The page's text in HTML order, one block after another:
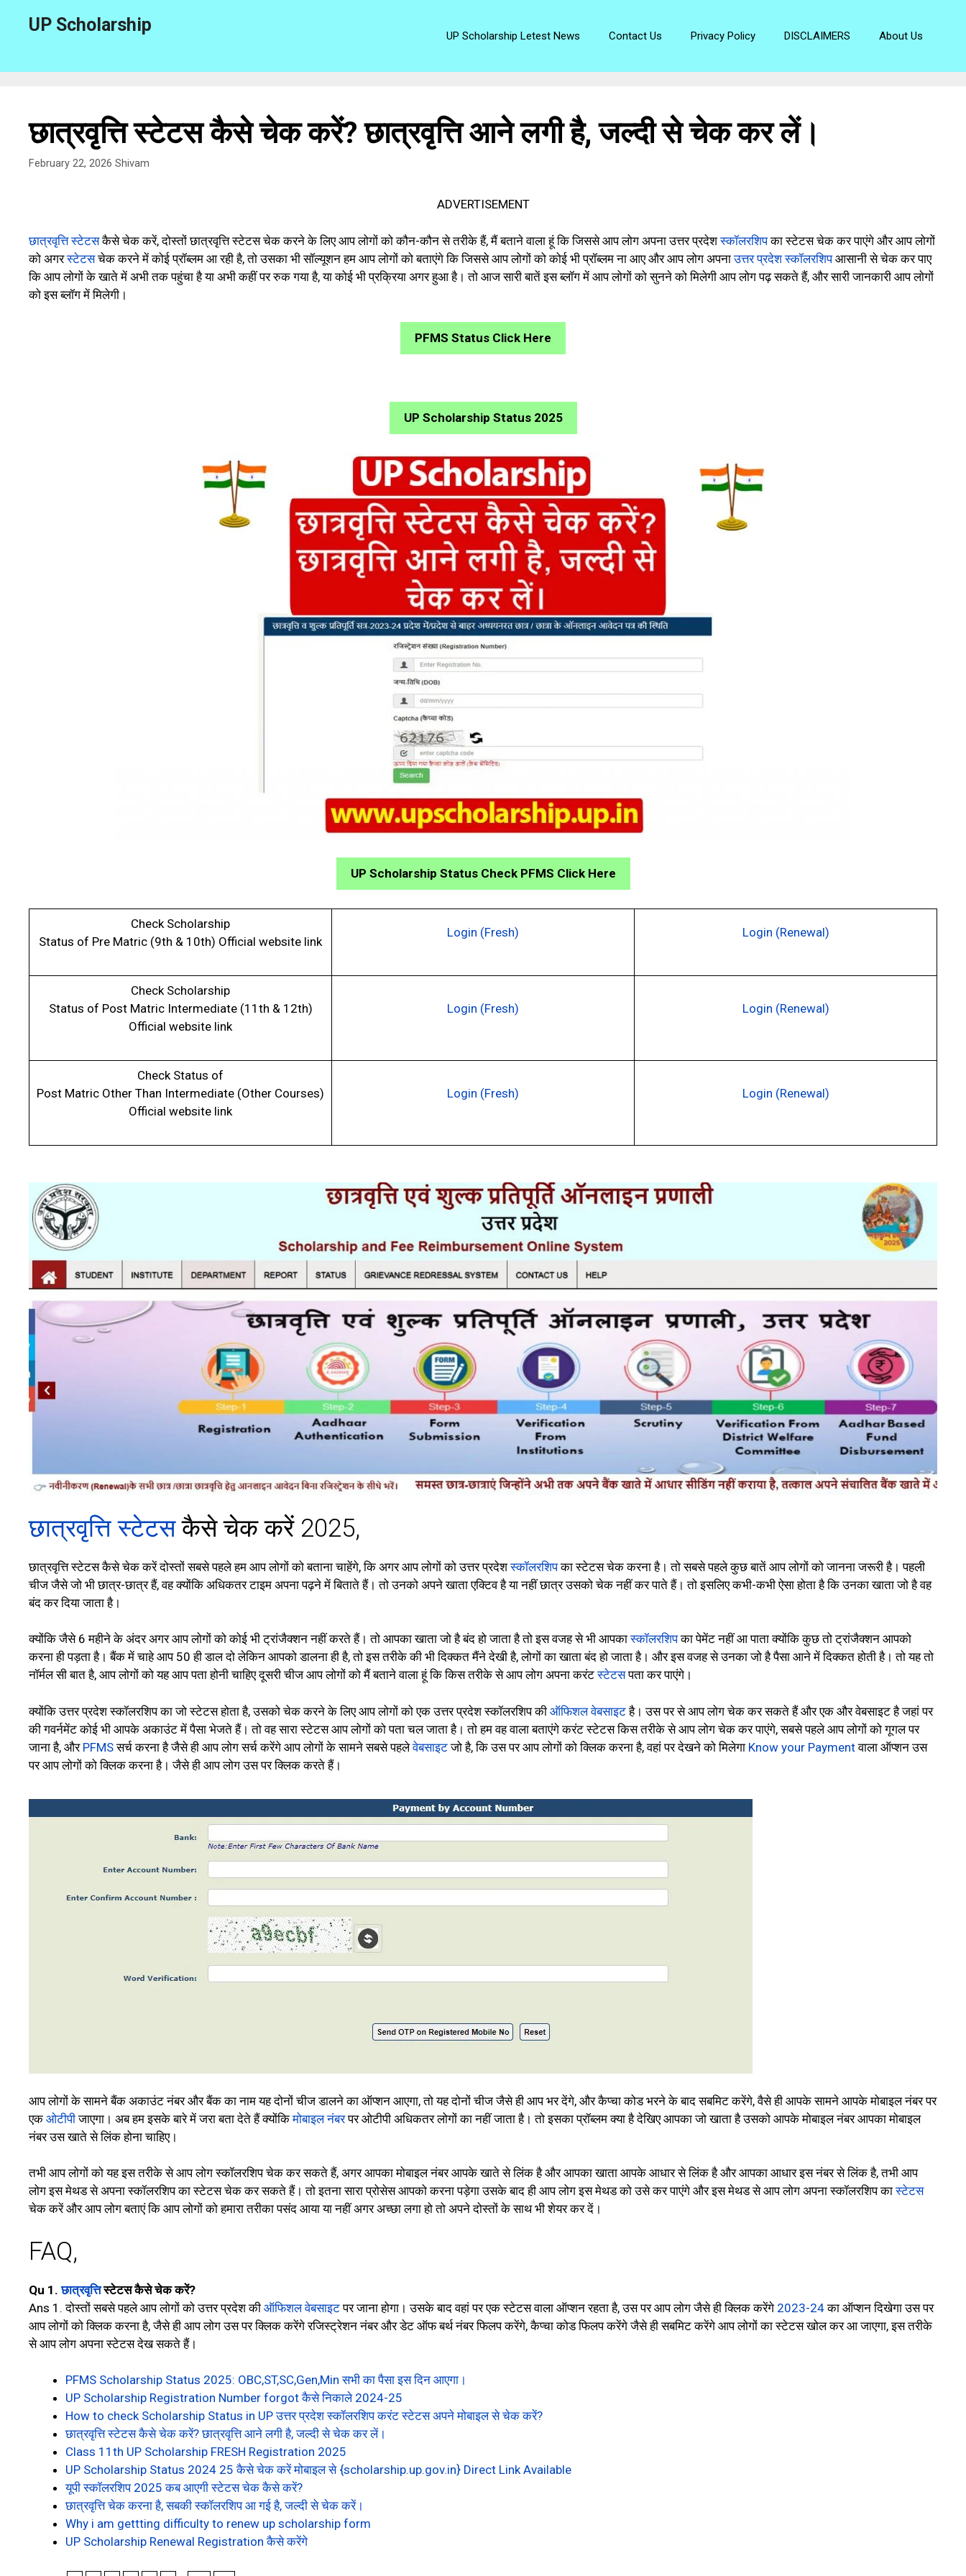
UP Scholarship
UP Scholarship Letest News Contact Us Privacy Policy DISCLAIMERS About Us
छात्रवृत्ति स्टेटस कैसे चेक करें? छात्रवृत्ति आने लगी है, जल्दी से चेक कर लें।
February 22, 2026 Shivam
ADVERTISEMENT
छात्रवृत्ति स्टेटसकैसे चेक करें, दोस्तों छात्रवृत्ति स्टेटस चेक करने के लिए आप लोगों को कौन-कौन से तरीके हैं, मैं बताने वाला हूं कि जिससे आप लोग अपना उत्तर प्रदेशस्कॉलरशिपका स्टेटस चेक कर पाएंगे और आप लोगों
को अगरस्टेटसचेक करने में कोई प्रॉब्लम आ रही है, तो उसका भी सॉल्यूशन हम आप लोगों को बताएंगे कि जिससे आप लोगों को कोई भी प्रॉब्लम ना आए और आप लोग अपनाउत्तर प्रदेश स्कॉलरशिपआसानी से चेक कर पाए
कि आप लोगों के खाते में अभी तक पहुंचा है या अभी कहीं पर रुक गया है, या कोई भी प्रक्रिया अगर हुआ है। तो आज सारी बातें इस ब्लॉग में आप लोगों को सुनने को मिलेगी आप लोग पढ़ सकते हैं, और सारी जानकारी आप लोगों
को इस ब्लॉग में मिलेगी।
PFMS Status Click Here
UP Scholarship Status 2025
UP Scholarship Status Check PFMS Click Here
Check Scholarship
Status of Pre Matric (9th & 10th) Official website link
Login (Fresh) Login (Renewal)
Check Scholarship
Status of Post Matric Intermediate (11th & 12th)
Official website link
Login (Fresh) Login (Renewal)
Check Status of
Post Matric Other Than Intermediate (Other Courses)
Official website link
Login (Fresh) Login (Renewal)
छात्रवृत्ति स्टेटसकैसे चेक करें 2025,
छात्रवृत्ति स्टेटस कैसे चेक करें दोस्तों सबसे पहले हम आप लोगों को बताना चाहेंगे, कि अगर आप लोगों को उत्तर प्रदेशस्कॉलरशिपका स्टेटस चेक करना है। तो सबसे पहले कुछ बातें आप लोगों को जानना जरूरी है। पहली
चीज जैसे जो भी छात्र-छात्र हैं, वह क्योंकि अधिकतर टाइम अपना पढ़ने में बिताते हैं। तो उनको अपने खाता एक्टिव है या नहीं छात्र उसको चेक नहीं कर पाते हैं। तो इसलिए कभी-कभी ऐसा होता है कि उनका खाता जो है वह
बंद कर दिया जाता है।
क्योंकि जैसे 6 महीने के अंदर अगर आप लोगों को कोई भी ट्रांजैक्शन नहीं करते हैं। तो आपका खाता जो है बंद हो जाता है तो इस वजह से भी आपकास्कॉलरशिपका पेमेंट नहीं आ पाता क्योंकि कुछ तो ट्रांजैक्शन आपको
करना ही पड़ता है। बैंक में चाहे आप ₹50 ही डाल दो लेकिन आपको डालना ही है, तो इस तरीके की भी दिक्कत मैंने देखी है, लोगों का खाता बंद हो जाता है। और इस वजह से उनका जो है पैसा आने में दिक्कत होती है। तो यह तो
नॉर्मल सी बात है, आप लोगों को यह आप पता होनी चाहिए दूसरी चीज आप लोगों को मैं बताने वाला हूं कि किस तरीके से आप लोग अपना करंटस्टेटसपता कर पाएंगे।
क्योंकि उत्तर प्रदेश स्कॉलरशिप का जो स्टेटस होता है, उसको चेक करने के लिए आप लोगों को एक उत्तर प्रदेश स्कॉलरशिप की ऑफिशल वेबसाइटहै। उस पर से आप लोग चेक कर सकते हैं और एक और वेबसाइट है जहां पर
की गवर्नमेंट कोई भी आपके अकाउंट में पैसा भेजते हैं। तो वह सारा स्टेटस आप लोगों को पता चल जाता है। तो हम वह वाला बताएंगे करंट स्टेटस किस तरीके से आप लोग चेक कर पाएंगे, सबसे पहले आप लोगों को गूगल पर
जाना है, और PFMSसर्च करना है जैसे ही आप लोग सर्च करेंगे आप लोगों के सामने सबसे पहलेवेबसाइटजो है, कि उस पर आप लोगों को क्लिक करना है, वहां पर देखने को मिलेगा Know your Paymentवाला ऑप्शन उस
पर आप लोगों को क्लिक करना है। जैसे ही आप लोग उस पर क्लिक करते हैं।
आप लोगों के सामने बैंक अकाउंट नंबर और बैंक का नाम यह दोनों चीज डालने का ऑप्शन आएगा, तो यह दोनों चीज जैसे ही आप भर देंगे, और कैप्चा कोड भरने के बाद सबमिट करेंगे, वैसे ही आपके सामने आपके मोबाइल नंबर पर
एक ओटीपीजाएगा। अब हम इसके बारे में जरा बता देते हैं क्योंकिमोबाइल नंबरपर ओटीपी अधिकतर लोगों का नहीं जाता है। तो इसका प्रॉब्लम क्या है देखिए आपका जो खाता है उसको आपके मोबाइल नंबर आपका मोबाइल
नंबर उस खाते से लिंक होना चाहिए।
तभी आप लोगों को यह इस तरीके से आप लोग स्कॉलरशिप चेक कर सकते हैं, अगर आपका मोबाइल नंबर आपके खाते से लिंक है और आपका खाता आपके आधार से लिंक है और आपका आधार इस नंबर से लिंक है, तभी आप
लोग इस मेथड से अपना स्कॉलरशिप का स्टेटस चेक कर सकते हैं। तो इतना सारा प्रोसेस आपको करना पड़ेगा उसके बाद ही आप लोग इस मेथड को उसे कर पाएंगे और इस मेथड से आप लोग अपना स्कॉलरशिप कास्टेटस
चेक करें और आप लोग बताएं कि आप लोगों को हमारा तरीका पसंद आया या नहीं अगर अच्छा लगा हो तो अपने दोस्तों के साथ भी शेयर कर दें।
FAQ,
Qu 1.छात्रवृत्तिस्टेटस कैसे चेक करें?
Ans 1. दोस्तों सबसे पहले आप लोगों को उत्तर प्रदेश की ऑफिशल वेबसाइटपर जाना होगा। उसके बाद वहां पर एक स्टेटस वाला ऑप्शन रहता है, उस पर आप लोग जैसे ही क्लिक करेंगे 2023-24का ऑप्शन दिखेगा उस पर
आप लोगों को क्लिक करना है, जैसे ही आप लोग उस पर क्लिक करेंगे रजिस्ट्रेशन नंबर और डेट ऑफ बर्थ नंबर फिलप करेंगे, कैप्चा कोड फिलप करेंगे जैसे ही सबमिट करेंगे आप लोगों का स्टेटस खोल कर आ जाएगा, इस तरीके
से आप लोग अपना स्टेटस देख सकते हैं।
PFMS Scholarship Status 2025: OBC,ST,SC,Gen,Min सभी का पैसा इस दिन आएगा।
UP Scholarship Registration Number forgot कैसे निकाले 2024-25
How to check Scholarship Status in UP उत्तर प्रदेश स्कॉलरशिप करंट स्टेटस अपने मोबाइल से चेक करें?
छात्रवृत्ति स्टेटस कैसे चेक करें? छात्रवृत्ति आने लगी है, जल्दी से चेक कर लें।
Class 11th UP Scholarship FRESH Registration 2025
UP Scholarship Status 2024 25 कैसे चेक करें मोबाइल से {scholarship.up.gov.in} Direct Link Available
यूपी स्कॉलरशिप 2025 कब आएगी स्टेटस चेक कैसे करें?
छात्रवृत्ति चेक करना है, सबकी स्कॉलरशिप आ गई है, जल्दी से चेक करें।
Why i am gettting difficulty to renew up scholarship form
UP Scholarship Renewal Registration कैसे करेंगे